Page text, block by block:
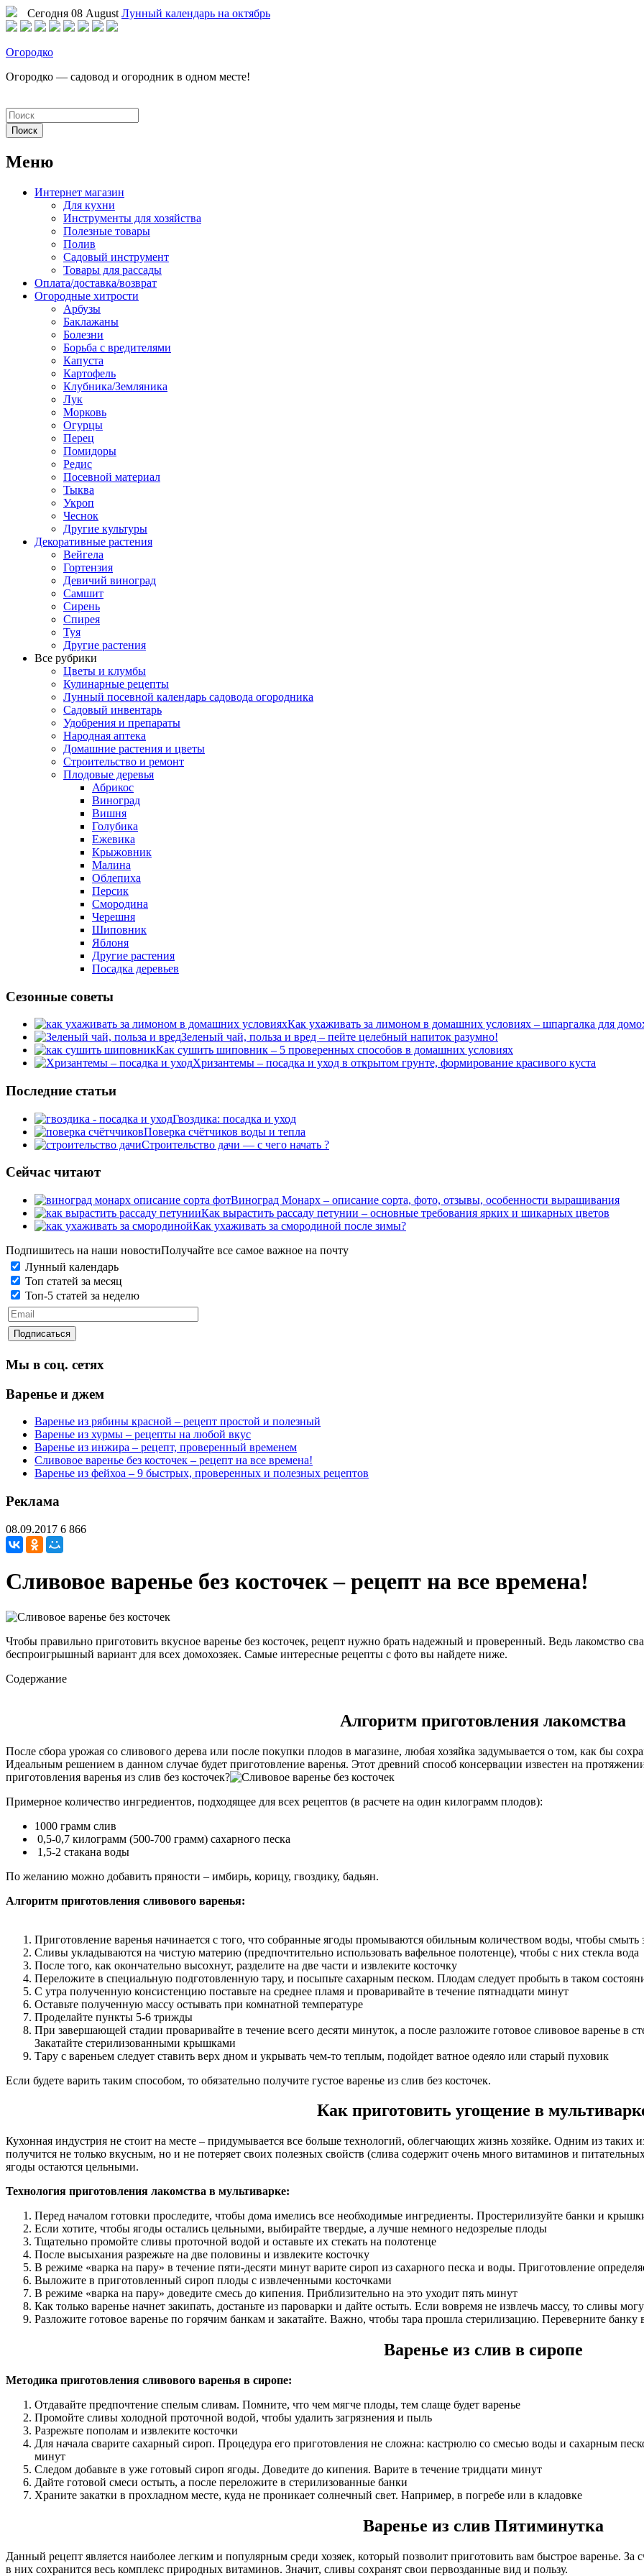
Сегодня 08 August Лунный календарь на октябрь
Огородко
Огородко — садовод и огородник в одном месте!
Меню
Интернет магазин
Для кухни
Инструменты для хозяйства
Полезные товары
Полив
Садовый инструмент
Товары для рассады
Оплата/доставка/возврат
Огородные хитрости
Арбузы
Баклажаны
Болезни
Борьба с вредителями
Капуста
Картофель
Клубника/Земляника
Лук
Морковь
Огурцы
Перец
Помидоры
Редис
Посевной материал
Тыква
Укроп
Чеснок
Другие культуры
Декоративные растения
Вейгела
Гортензия
Девичий виноград
Самшит
Сирень
Спирея
Туя
Другие растения
Все рубрики
Цветы и клумбы
Кулинарные рецепты
Лунный посевной календарь садовода огородника
Садовый инвентарь
Удобрения и препараты
Народная аптека
Домашние растения и цветы
Строительство и ремонт
Плодовые деревья
Абрикос
Виноград
Вишня
Голубика
Ежевика
Крыжовник
Малина
Облепиха
Персик
Смородина
Черешня
Шиповник
Яблоня
Другие растения
Посадка деревьев
Сезонные советы
Как ухаживать за лимоном в домашних условиях – шпаргалка для
Зеленый чай, польза и вред – пейте целебный напиток разумно!
Как сушить шиповник – 5 проверенных способов в домашних условиях
Хризантемы – посадка и уход в открытом грунте, формирование красивого куста
Последние статьи
Гвоздика: посадка и уход
Поверка счётчиков воды и тепла
Строительство дачи — с чего начать ?
Сейчас читают
Виноград Монарх – описание сорта, фото, отзывы, особенности выращивания
Как вырастить рассаду петунии – основные требования ярких и шикарных цветов
Как ухаживать за смородиной после зимы?
Подпишитесь на наши новостиПолучайте все самое важное на почту
Лунный календарь
Топ статей за месяц
Топ-5 статей за неделю
Мы в соц. сетях
Варенье и джем
Варенье из рябины красной – рецепт простой и полезный
Варенье из хурмы – рецепты на любой вкус
Варенье из инжира – рецепт, проверенный временем
Сливовое варенье без косточек – рецепт на все времена!
Варенье из фейхоа – 9 быстрых, проверенных и полезных рецептов
Реклама
08.09.2017 6 866
Сливовое варенье без косточек – рецепт на все времена!
Чтобы правильно приготовить вкусное варенье без косточек, рецепт нужно брать надежный и проверенный. Ведь лакомство
беспроигрышный вариант для всех домохозяек. Самые интересные рецепты с фото вы найдете ниже.
Содержание
Алгоритм приготовления лакомства
После сбора урожая со сливового дерева или после покупки плодов в магазине, любая хозяйка задумывается о том, как бы
Идеальным решением в данном случае будет приготовление варенья. Этот древний способ консервации известен на
приготовления варенья из слив без косточек?
Примерное количество ингредиентов, подходящее для всех рецептов (в расчете на один килограмм плодов):
1000 грамм слив
0,5-0,7 килограмм (500-700 грамм) сахарного песка
1,5-2 стакана воды
По желанию можно добавить пряности – имбирь, корицу, гвоздику, бадьян.
Алгоритм приготовления сливового варенья:
Приготовление варенья начинается с того, что собранные ягоды промываются обильным количеством воды, чтобы
Сливы укладываются на чистую материю (предпочтительно использовать вафельное полотенце), чтобы с них стекла вода
После того, как окончательно высохнут, разделите на две части и извлеките косточку
Переложите в специальную подготовленную тару, и посыпьте сахарным песком. Плодам следует пробыть в таком
С утра полученную консистенцию поставьте на среднее пламя и проваривайте в течение пятнадцати минут
Оставьте полученную массу остывать при комнатной температуре
Проделайте пункты 5-6 трижды
При завершающей стадии проваривайте в течение всего десяти минуток, а после разложите готовое сливовое варенье в
Закатайте стерилизованными крышками
Тару с вареньем следует ставить верх дном и укрывать чем-то теплым, подойдет ватное одеяло или старый пуховик
Если будете варить таким способом, то обязательно получите густое варенье из слив без косточек.
Как приготовить угощение в
Кухонная индустрия не стоит на месте – придумывается все больше технологий, облегчающих жизнь хозяйке. Одним из таких
получится не только вкусным, но и не потеряет своих полезных свойств (слива содержит очень много витаминов и
ягоды остаются цельными.
Технология приготовления лакомства в мультиварке:
Перед началом готовки проследите, чтобы дома имелись все необходимые ингредиенты. Простерилизуйте банки и
Если хотите, чтобы ягоды остались цельными, выбирайте твердые, а лучше немного недозрелые плоды
Тщательно промойте сливы проточной водой и оставьте их стекать на полотенце
После высыхания разрежьте на две половины и извлеките косточку
В режиме «варка на пару» в течение пяти-десяти минут варите сироп из сахарного песка и воды. Приготовление
Выложите в приготовленный сироп плоды с извлеченными косточками
В режиме «варка на пару» доведите смесь до кипения. Приблизительно на это уходит пять минут
Как только варенье начнет закипать, достаньте из пароварки и дайте остыть. Если вовремя не извлечь массу, то сливы
Разложите готовое варенье по горячим банкам и закатайте. Важно, чтобы тара прошла стерилизацию. Переверните
Варенье из слив в сиропе
Методика приготовления сливового варенья в сиропе:
Отдавайте предпочтение спелым сливам. Помните, что чем мягче плоды, тем слаще будет варенье
Промойте сливы холодной проточной водой, чтобы удалить загрязнения и пыль
Разрежьте пополам и извлеките косточки
Для начала сварите сахарный сироп. Процедура его приготовления не сложна: кастрюлю со смесью воды и сахарным
минут
Следом добавьте в уже готовый сироп ягоды. Доведите до кипения. Варите в течение тридцати минут
Дайте готовой смеси остыть, а после переложите в стерилизованные банки
Храните закатки в прохладном месте, куда не проникает солнечный свет. Например, в погребе или в кладовке
Варенье из слив Пятиминутка
Данный рецепт является наиболее легким и популярным среди хозяек, который позволит приготовить вам быстрое варенье.
в них сохранится весь комплекс природных витаминов. Значит, сливы сохранят свои первозданные вид и пользу.